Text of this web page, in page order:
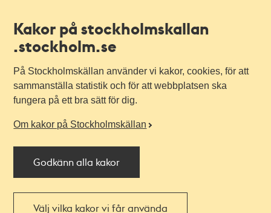
Kakor på stockholmskallan
.stockholm.se
På Stockholmskällan använder vi kakor, cookies, för att
sammanställa statistik och för att webbplatsen ska
fungera på ett bra sätt för dig.
Om kakor på Stockholmskällan
Godkänn alla kakor
Välj vilka kakor vi får använda